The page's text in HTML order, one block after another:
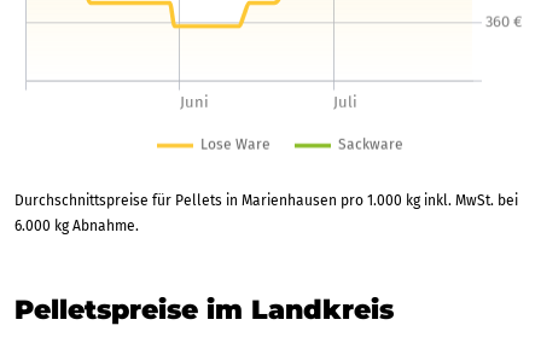
Durchschnittspreise für Pellets in Marienhausen pro 1.000 kg inkl. MwSt. bei
6.000 kg Abnahme.
Pelletspreise im Landkreis